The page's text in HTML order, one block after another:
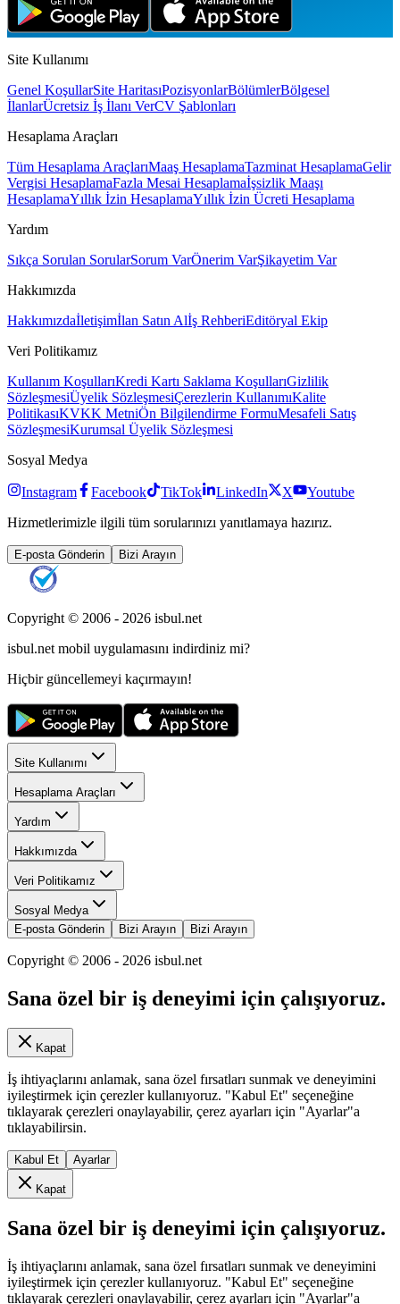
Site Kullanımı
Genel KoşullarSite HaritasıPozisyonlarBölümlerBölgesel
İlanlarÜcretsiz İş İlanı VerCV Şablonları
Hesaplama Araçları
Tüm Hesaplama AraçlarıMaaş HesaplamaTazminat HesaplamaGelir
Vergisi HesaplamaFazla Mesai Hesaplamaİşsizlik Maaşı
HesaplamaYıllık İzin HesaplamaYıllık İzin Ücreti Hesaplama
Yardım
Sıkça Sorulan SorularSorum VarÖnerim VarŞikayetim Var
Hakkımızda
Hakkımızdaİletişimİlan Satın Alİş RehberiEditöryal Ekip
Veri Politikamız
Kullanım KoşullarıKredi Kartı Saklama KoşullarıGizlilik
SözleşmesiÜyelik SözleşmesiÇerezlerin KullanımıKalite
PolitikasıKVKK MetniÖn Bilgilendirme FormuMesafeli Satış
SözleşmesiKurumsal Üyelik Sözleşmesi
Sosyal Medya
Instagram Facebook TikTok LinkedIn X
Youtube
Hizmetlerimizle ilgili tüm sorularınızı yanıtlamaya hazırız.
E-posta Gönderin Bizi Arayın
Copyright © 2006 - 2026 isbul.net
isbul.net mobil uygulamasını indirdiniz mi?
Hiçbir güncellemeyi kaçırmayın!
Site Kullanımı
Hesaplama Araçları
Yardım
Hakkımızda
Veri Politikamız
Sosyal Medya
E-posta Gönderin
Bizi Arayın Bizi Arayın
Copyright © 2006 - 2026 isbul.net
Sana özel bir iş deneyimi için çalışıyoruz.
Kapat
İş ihtiyaçlarını anlamak, sana özel fırsatları sunmak ve deneyimini
iyileştirmek için çerezler kullanıyoruz. "Kabul Et" seçeneğine
tıklayarak çerezleri onaylayabilir, çerez ayarları için "Ayarlar"a
tıklayabilirsin.
Kabul Et Ayarlar
Kapat
Sana özel bir iş deneyimi için çalışıyoruz.
İş ihtiyaçlarını anlamak, sana özel fırsatları sunmak ve deneyimini
iyileştirmek için çerezler kullanıyoruz. "Kabul Et" seçeneğine
tıklayarak çerezleri onaylayabilir, çerez ayarları için "Ayarlar"a